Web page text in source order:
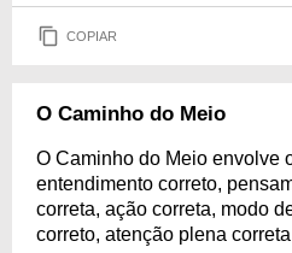
COPIAR
O Caminho do Meio
O Caminho do Meio envolve
entendimento correto,
correta, ação correta, modo
correto, atenção plena